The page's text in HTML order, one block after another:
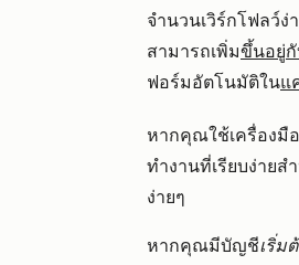
จำนวนเวิร์กโฟลว์
สามารถเพิ่มขึ้นอยู่
ฟอร์มอัตโนมัติในแ
หากคุณใช้เครื่องมื
ทำงานที่เรียบง่าย
ง่ายๆ
หากคุณมีบัญชีเริ่ม